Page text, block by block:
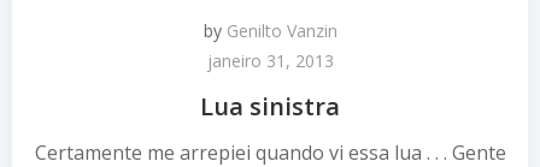
by Genilto Vanzin
janeiro 31, 2013
Lua sinistra
Certamente me arrepiei quando vi essa lua . . . Gente